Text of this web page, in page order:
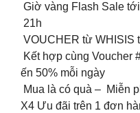
Giờ vàng Flash Sale
21h
VOUCHER từ WHISIS
Kết hợp cùng Voucher
ến 50% mỗi ngày
Mua là có quà – Miễn
X4 Ưu đãi trên 1 đơn